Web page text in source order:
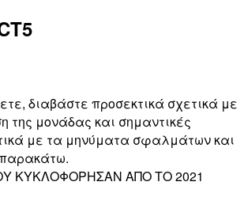
διαβάστε προσεκτικά σχετικά με
της μονάδας και σημαντικές
με τα μηνύματα σφαλμάτων και
παρακάτω.
ΚΥΚΛΟΦΟΡΗΣΑΝ ΑΠΟ ΤΟ 2021